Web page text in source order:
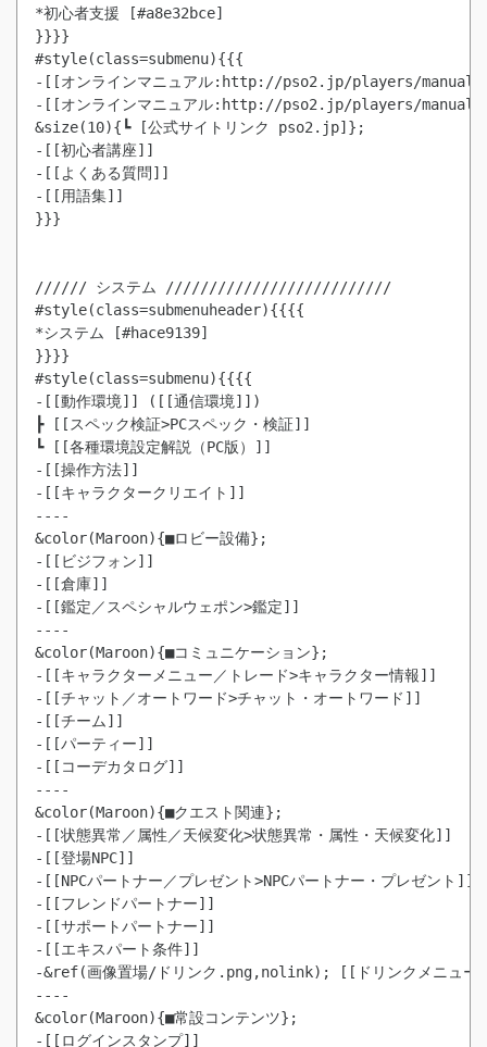
*初心者支援 [#a8e32bce]
}}}}
-[[オンラインマニュアル:http://pso2.jp/players/
-[[オンラインマニュアル:http://pso2.jp/players/
&size(10){┗ [公式サイトリンク pso2.jp]};
-[[初心者講座]]
-[[よくある質問]]
-[[用語集]]
}}}
////// システム //////////////////////////
#style(class=submenuheader){{{{
*システム [#hace9139]
}}}}
#style(class=submenu){{{{
-[[動作環境]] ([[通信環境]])
┣ [[スペック検証>PCスペック・検証]]
┗ [[各種環境設定解説（PC版）]]
-[[操作方法]]
-[[キャラクタークリエイト]]
----
&color(Maroon){■ロビー設備};
-[[ビジフォン]]
-[[倉庫]]
-[[鑑定／スペシャルウェポン>鑑定]]
----
&color(Maroon){■コミュニケーション};
-[[キャラクターメニュー／トレード>キャラクター情報]]
-[[チャット／オートワード>チャット・オートワード]]
-[[チーム]]
-[[パーティー]]
-[[コーデカタログ]]
----
&color(Maroon){■クエスト関連};
-[[状態異常／属性／天候変化>状態異常・属性・天候変化]]
-[[登場NPC]]
-[[NPCパートナー／プレゼント>NPCパートナー・プレゼント]]
-[[フレンドパートナー]]
-[[サポートパートナー]]
-[[エキスパート条件]]
-&ref(画像置場/ドリンク.png,nolink); [[ドリンクメニュ
----
-[[ログインスタンプ]]